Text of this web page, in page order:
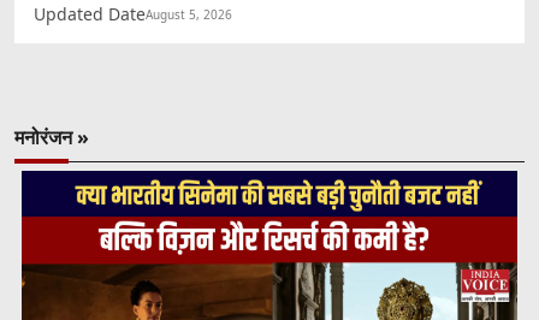
Updated DateAugust 5, 2026
मनोरंजन »